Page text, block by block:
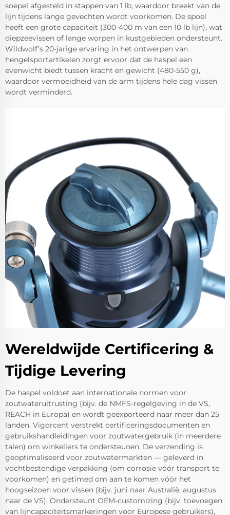
soepel afgesteld in stappen van 1 lb, waardoor breekt van de
lijn tijdens lange gevechten wordt voorkomen. De spoel
heeft een grote capaciteit (300-400 m van een 10 lb lijn), wat
diepzeevissen of lange worpen in kustgebieden ondersteunt.
Wildwolf’s 20-jarige ervaring in het ontwerpen van
hengelsportartikelen zorgt ervoor dat de haspel een
evenwicht biedt tussen kracht en gewicht (480-550 g),
waardoor vermoeidheid van de arm tijdens hele dag vissen
wordt verminderd.
Wereldwijde Certificering &
Tijdige Levering
De haspel voldoet aan internationale normen voor
zoutwateruitrusting (bijv. de NMFS-regelgeving in de VS,
REACH in Europa) en wordt geëxporteerd naar meer dan 25
landen. Vigorcent verstrekt certificeringsdocumenten en
gebruikshandleidingen voor zoutwatergebruik (in meerdere
talen) om winkeliers te ondersteunen. De verzending is
geoptimaliseerd voor zoutwatermarkten — geleverd in
vochtbestendige verpakking (om corrosie vóór transport te
voorkomen) en getimed om aan te komen vóór het
hoogseizoen voor vissen (bijv. juni naar Australië, augustus
naar de VS). Ondersteunt OEM-customizing (bijv. toevoegen
van lijncapaciteitsmarkeringen voor Europese gebruikers),